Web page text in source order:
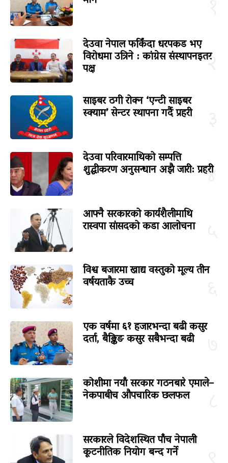
२
देउवा नेपाल फर्किंदा धरपकड भए
विरोधमा उत्रिने : कांग्रेस संस्थापनइतर
पक्ष
साइबर ठगी रोक्न ‘एन्टी साइबर
स्क्याम’ सेन्टर स्थापना गर्दै प्रहरी
४
देउवा परिवारमाथिको सम्पत्ति
शुद्धीकरण अनुसन्धान अझै जारी: प्रहरी
आफ्नै सरकारको कार्यशैलीमाथि
रास्वपा सांसदको कडा आलोचना
विश्व बजारमा खाद्य वस्तुको मूल्य तीन
वर्षयताकै उच्च
एक वर्षमा ६१ हजारभन्दा बढी कसुर
दर्ता, बैङ्किङ कसुर सबैभन्दा बढी
कोशीमा नयाँ सरकार गठनबारे एमाले–
नेकपाबीच औपचारिक छलफल
सरकारले विदेशस्थित पाँच नेपाली
कूटनीतिक नियोग बन्द गर्ने